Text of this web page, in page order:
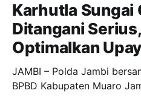
Karhutla Sungai
Ditangani
Optimalkan
JAMBI – Polda Jambi
BPBD Kabupaten Muaro